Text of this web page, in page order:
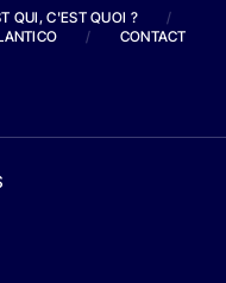
QUI, C'EST QUOI ?
/
/ CONTACT